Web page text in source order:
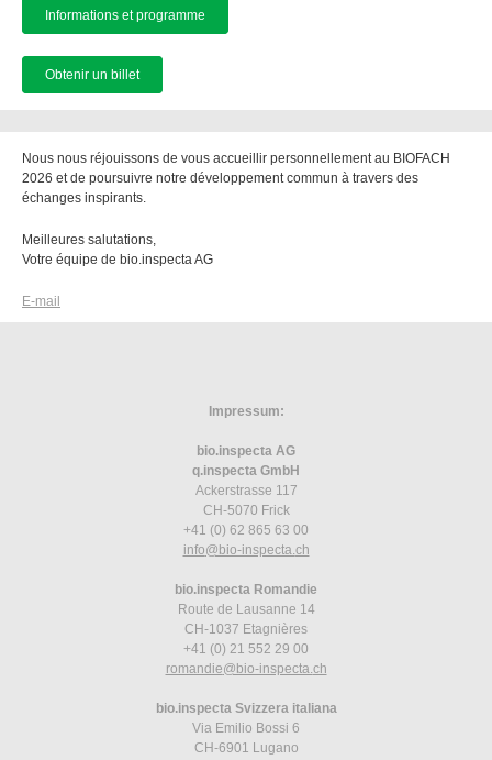
Informations et programme
Obtenir un billet
Nous nous réjouissons de vous accueillir personnellement au BIOFACH
2026 et de poursuivre notre développement commun à travers des
échanges inspirants.
Meilleures salutations,
Votre équipe de bio.inspecta AG
E-mail
Impressum:
bio.inspecta AG
q.inspecta GmbH
Ackerstrasse 117
CH-5070 Frick
+41 (0) 62 865 63 00
info@bio-inspecta.ch
bio.inspecta Romandie
Route de Lausanne 14
CH-1037 Etagnières
+41 (0) 21 552 29 00
romandie@bio-inspecta.ch
bio.inspecta Svizzera italiana
Via Emilio Bossi 6
CH-6901 Lugano